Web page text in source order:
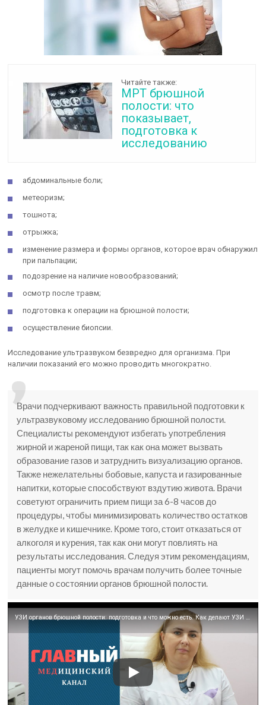
Читайте также:
МРТ брюшной
полости: что
показывает,
подготовка к
исследованию
абдоминальные боли;
метеоризм;
тошнота;
отрыжка;
изменение размера и формы органов, которое врач обнаружил
при пальпации;
подозрение на наличие новообразований;
осмотр после травм;
подготовка к операции на брюшной полости;
осуществление биопсии.
Исследование ультразвуком безвредно для организма. При
наличии показаний его можно проводить многократно.
Врачи подчеркивают важность правильной подготовки к
ультразвуковому исследованию брюшной полости.
Специалисты рекомендуют избегать употребления
жирной и жареной пищи, так как она может вызвать
образование газов и затруднить визуализацию органов.
Также нежелательны бобовые, капуста и газированные
напитки, которые способствуют вздутию живота. Врачи
советуют ограничить прием пищи за 6-8 часов до
процедуры, чтобы минимизировать количество остатков
в желудке и кишечнике. Кроме того, стоит отказаться от
алкоголя и курения, так как они могут повлиять на
результаты исследования. Следуя этим рекомендациям,
пациенты могут помочь врачам получить более точные
данные о состоянии органов брюшной полости.
УЗИ органов брюшной полости: подготовка и что можно есть. Как делают УЗИ кишечника и желудка